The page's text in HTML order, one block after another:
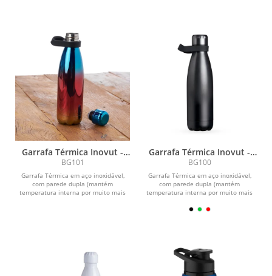
Garrafa Térmica Inovut -
510ml
BG101
Garrafa Térmica em aço inoxidável,
com parede dupla (mantém
temperatura interna por muito mais
Garrafa Térmica Inovut -
510ml
BG100
Garrafa Térmica em aço inoxidável,
com parede dupla (mantém
temperatura interna por muito mais